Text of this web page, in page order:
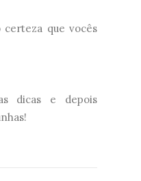
certeza que vocês
dicas e depois